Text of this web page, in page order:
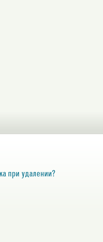
при удалении?